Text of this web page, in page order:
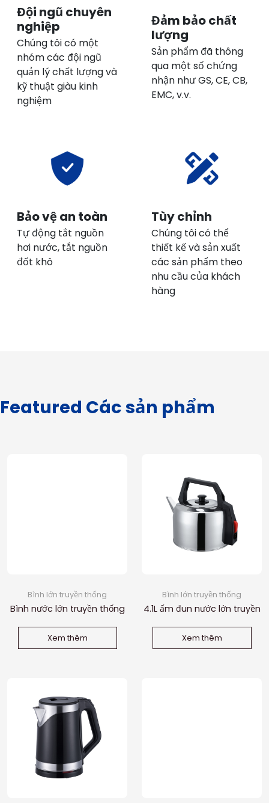
Đội ngũ chuyên
nghiệp
Chúng tôi có một
nhóm các đội ngũ
quản lý chất lượng và
kỹ thuật giàu kinh
nghiệm
Đảm bảo chất
lượng
Sản phẩm đã thông
qua một số chứng
nhận như GS, CE, CB,
EMC, v.v.
Bảo vệ an toàn
Tự động tắt nguồn
hơi nước, tắt nguồn
đốt khô
Tùy chỉnh
Chúng tôi có thể
thiết kế và sản xuất
các sản phẩm theo
nhu cầu của khách
hàng
Featured Các sản phẩm
Bình lớn truyền thống
Bình nước lớn truyền thống
Xem thêm
Bình lớn truyền thống
4.1L ấm đun nước lớn truyền
Xem thêm